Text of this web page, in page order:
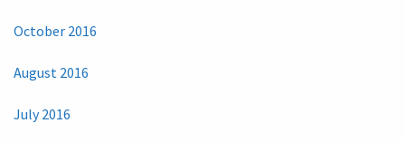
October 2016
August 2016
July 2016